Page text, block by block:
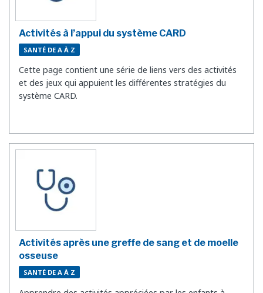
Activités à l’appui du système CARD
SANTÉ DE A À Z
Cette page contient une série de liens vers des activités
et des jeux qui appuient les différentes stratégies du
système CARD.
Activités après une greffe de sang et de moelle
osseuse
SANTÉ DE A À Z